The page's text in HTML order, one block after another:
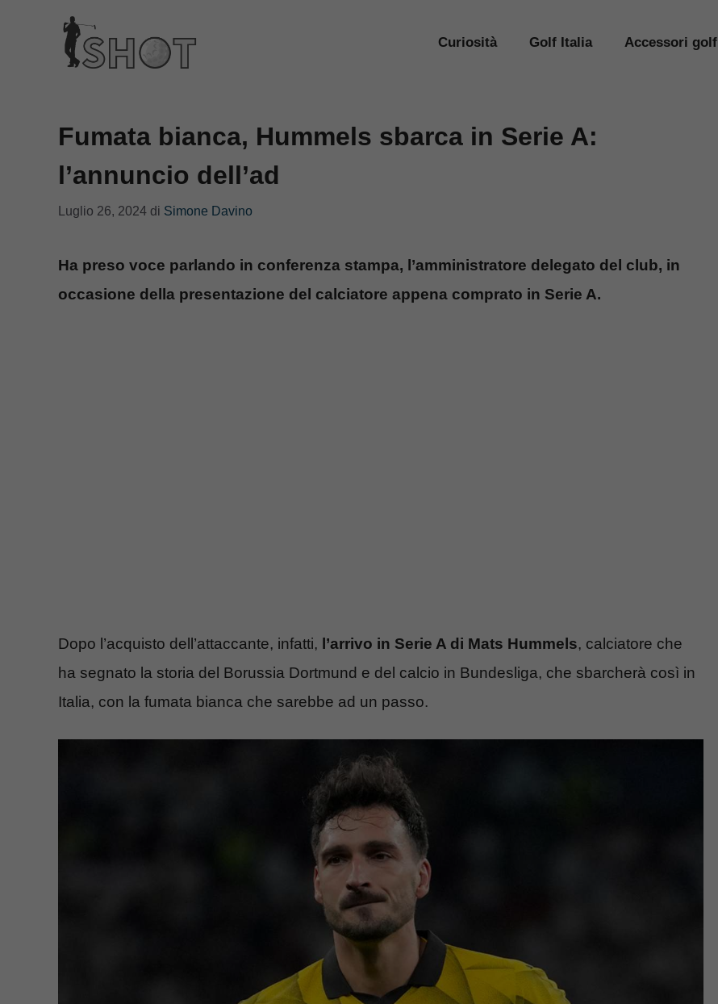
contenuto
Curiosità Golf Italia Accessori golf
Fumata bianca, Hummels sbarca in Serie A:
l’annuncio dell’ad
Luglio 26, 2024 di Simone Davino
Ha preso voce parlando in conferenza stampa, l’amministratore delegato del club, in
occasione della presentazione del calciatore appena comprato in Serie A.
Dopo l’acquisto dell’attaccante, infatti, l’arrivo in Serie A di Mats Hummels, calciatore che
ha segnato la storia del Borussia Dortmund e del calcio in Bundesliga, che sbarcherà così in
Italia, con la fumata bianca che sarebbe ad un passo.